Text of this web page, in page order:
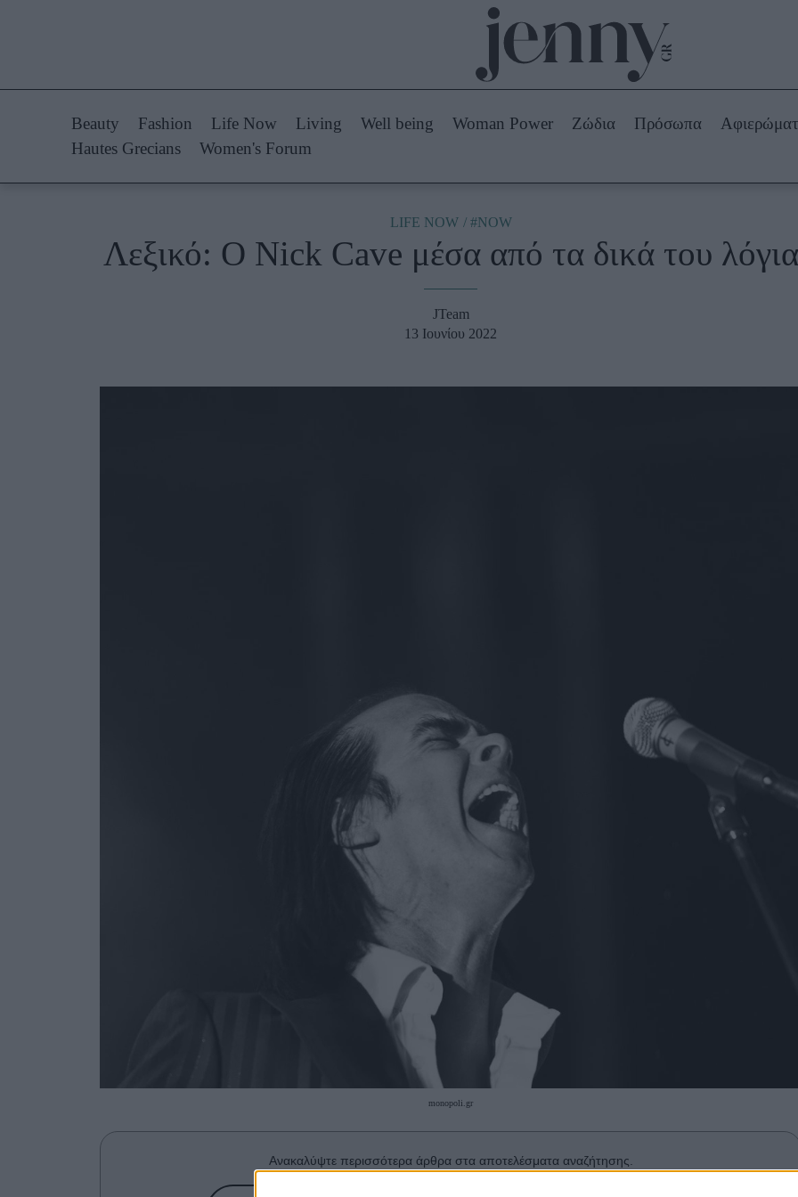
Styling Tips
Fashion News
Beauty -
Ομορφιά
Skincare
Μακιγιάζ
Woman Power Πρόσωπα Ζώδια
Beauty Fashion Life Now Living Well being Woman Power Ζώδια Πρόσωπα
Hautes Grecians
Women's Forum
LIFE NOW #NOW
Λεξικό: Ο Nick Cave μέσα από τα δικά του λόγια
JTeam
13 Ιουνίου 2022
monopoli.gr
Ανακαλύψτε περισσότερα άρθρα στα αποτελέσματα αναζήτησης.